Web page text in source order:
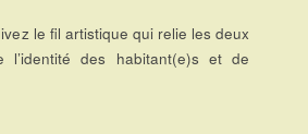
le fil artistique qui relie les deux
des habitant(e)s et de